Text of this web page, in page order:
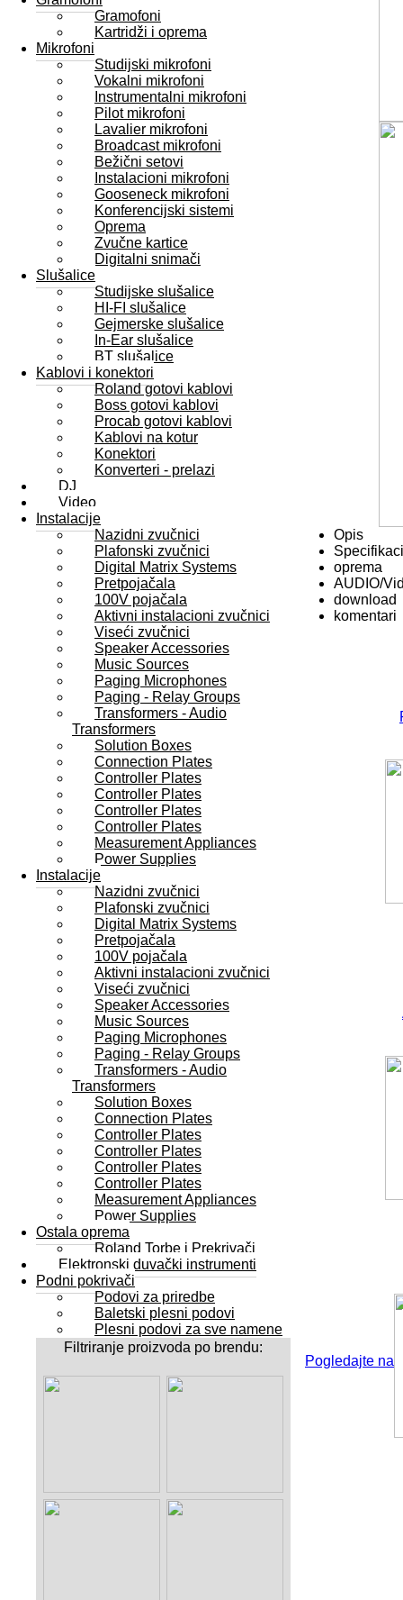
Gramofoni
Kartridži i oprema
Mikrofoni
Studijski mikrofoni
Vokalni mikrofoni
Instrumentalni mikrofoni
Pilot mikrofoni
Lavalier mikrofoni
Broadcast mikrofoni
Bežični setovi
Instalacioni mikrofoni
Gooseneck mikrofoni
Konferencijski sistemi
Oprema
Zvučne kartice
Digitalni snimači
Slušalice
Studijske slušalice
HI-FI slušalice
Gejmerske slušalice
In-Ear slušalice
BT slušalice
Kablovi i konektori
Roland gotovi kablovi
Boss gotovi kablovi
Procab gotovi kablovi
Kablovi na kotur
Konektori
Konverteri - prelazi
DJ
Video
Instalacije
Nazidni zvučnici
Plafonski zvučnici
Digital Matrix Systems
Pretpojačala
100V pojačala
Aktivni instalacioni zvučnici
Viseći zvučnici
Speaker Accessories
Music Sources
Paging Microphones
Paging - Relay Groups
Transformers - Audio
Transformers
Solution Boxes
Connection Plates
Controller Plates
Controller Plates
Controller Plates
Controller Plates
Measurement Appliances
Power Supplies
Instalacije
Nazidni zvučnici
Plafonski zvučnici
Digital Matrix Systems
Pretpojačala
100V pojačala
Aktivni instalacioni zvučnici
Viseći zvučnici
Speaker Accessories
Music Sources
Paging Microphones
Paging - Relay Groups
Transformers - Audio
Transformers
Solution Boxes
Connection Plates
Controller Plates
Controller Plates
Controller Plates
Controller Plates
Measurement Appliances
Power Supplies
Ostala oprema
Roland Torbe i Prekrivači
Elektronski duvački instrumenti
Podni pokrivači
Podovi za priredbe
Baletski plesni podovi
Plesni podovi za sve namene
Filtriranje proizvoda po brendu:
Opis
oprema
AUDIO/
download
komentari
Pogledajte na